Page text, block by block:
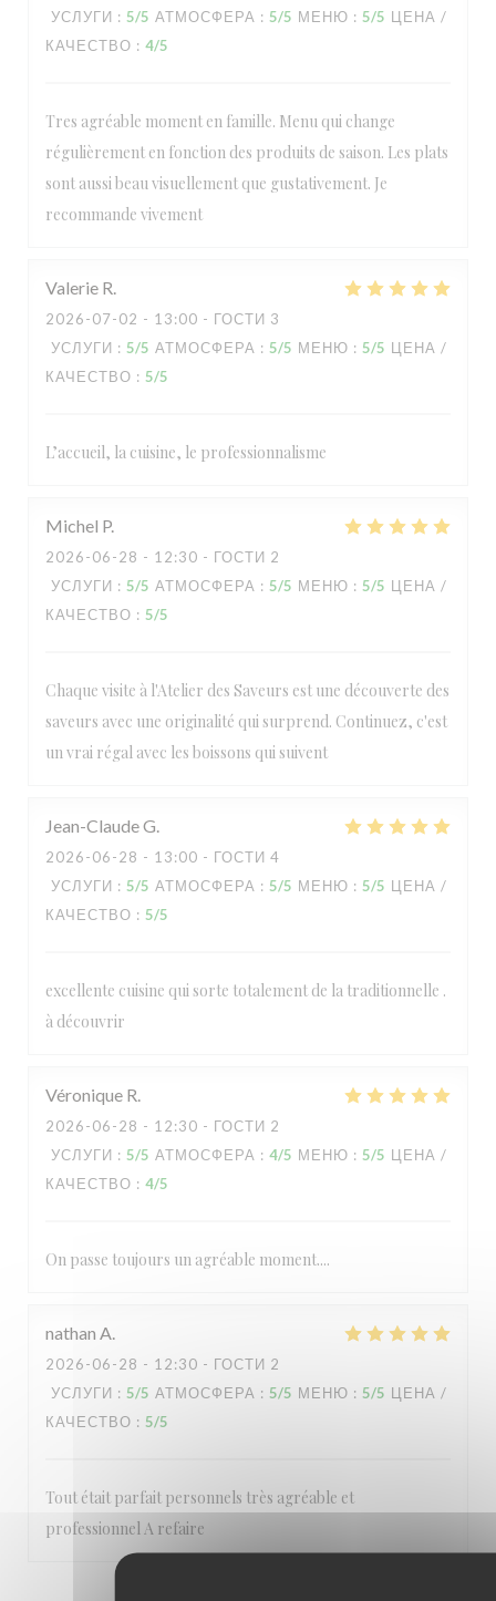
УСЛУГИ : 5/5 АТМОСФЕРА : 5/5 МЕНЮ : 5/5 ЦЕНА /
КАЧЕСТВО : 4/5
Tres agréable moment en famille. Menu qui change
régulièrement en fonction des produits de saison. Les plats
sont aussi beau visuellement que gustativement. Je
recommande vivement
Valerie R
2026-07-02 - 13:00 - ГОСТИ 3
УСЛУГИ : 5/5 АТМОСФЕРА : 5/5 МЕНЮ : 5/5 ЦЕНА /
КАЧЕСТВО : 5/5
L’accueil, la cuisine, le professionnalisme
Michel P
2026-06-28 - 12:30 - ГОСТИ 2
УСЛУГИ : 5/5 АТМОСФЕРА : 5/5 МЕНЮ : 5/5 ЦЕНА /
КАЧЕСТВО : 5/5
Chaque visite à l'Atelier des Saveurs est une découverte des
saveurs avec une originalité qui surprend. Continuez, c'est
un vrai régal avec les boissons qui suivent
Jean-ClaudeG
2026-06-28 - 13:00 - ГОСТИ 4
УСЛУГИ : 5/5 АТМОСФЕРА : 5/5 МЕНЮ : 5/5 ЦЕНА /
КАЧЕСТВО : 5/5
excellente cuisine qui sorte totalement de la traditionnelle .
à découvrir
Véronique R
2026-06-28 - 12:30 - ГОСТИ 2
УСЛУГИ : 5/5 АТМОСФЕРА : 4/5 МЕНЮ : 5/5 ЦЕНА /
КАЧЕСТВО : 4/5
On passe toujours un agréable moment....
nathan A
2026-06-28 - 12:30 - ГОСТИ 2
УСЛУГИ : 5/5 АТМОСФЕРА : 5/5 МЕНЮ : 5/5 ЦЕНА /
КАЧЕСТВО : 5/5
Tout était parfait personnels très agréable et
professionnel A refaire